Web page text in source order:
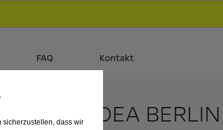
FAQ Kontakt
VON KADEA BERLIN
sicherzustellen, dass wir